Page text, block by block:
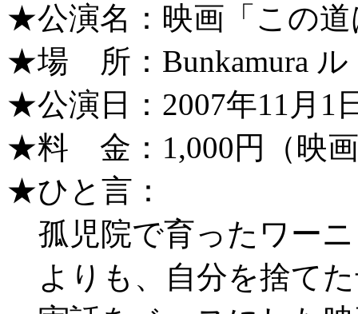
★公演名：映画「この
★場 所：Bunkamura ル
★公演日：2007年11月1
★料 金：1,000円（映
★ひと言：
孤児院で育ったワー
よりも、自分を捨て